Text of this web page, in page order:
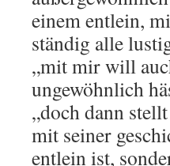
einem entlein,
ständig alle
„mit mir will
ungewöhnlich
„doch dann
mit seiner
entlein ist,